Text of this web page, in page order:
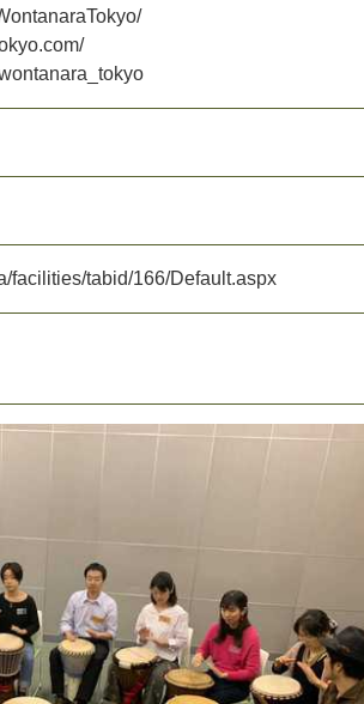
ontanaraTokyo/
kyo.com/
ontanara tokyo
/faci ities/tabid/166/Defau t.aspx